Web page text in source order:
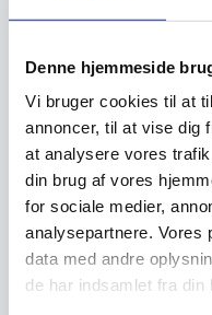
Denne hjemmeside
Vi bruger cookies til at
annoncer, til at vise dig
at analysere vores
din brug af vores
for sociale medier,
analysepartnere. Vores
data med andre
de har indsamlet fra din
kan
på
Vi prismatcher
SPAR OP TIL